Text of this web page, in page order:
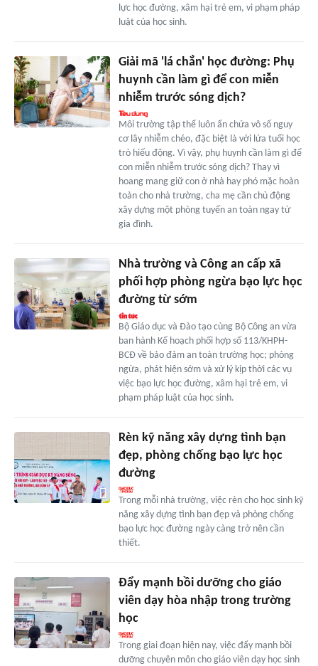
lực học đường, xâm hại trẻ em, vi phạm pháp
luật của học sinh.
Giải mã 'lá chắn' học đường: Phụ
huynh cần làm gì để con miễn
nhiễm trước sóng dịch?
Môi trường tập thể luôn ẩn chứa vô số nguy
cơ lây nhiễm chéo, đặc biệt là với lứa tuổi học
trò hiếu động. Vì vậy, phụ huynh cần làm gì để
con miễn nhiễm trước sóng dịch? Thay vì
hoang mang giữ con ở nhà hay phó mặc hoàn
toàn cho nhà trường, cha mẹ cần chủ động
xây dựng một phòng tuyến an toàn ngay từ
gia đình.
Nhà trường và Công an cấp xã
phối hợp phòng ngừa bạo lực học
đường từ sớm
Bộ Giáo dục và Đào tạo cùng Bộ Công an vừa
ban hành Kế hoạch phối hợp số 113/KHPH-
BCĐ về bảo đảm an toàn trường học; phòng
ngừa, phát hiện sớm và xử lý kịp thời các vụ
việc bạo lực học đường, xâm hại trẻ em, vi
phạm pháp luật của học sinh.
Rèn kỹ năng xây dựng tình bạn
đẹp, phòng chống bạo lực học
đường
Trong mỗi nhà trường, việc rèn cho học sinh kỹ
năng xây dựng tình bạn đẹp và phòng chống
bạo lực học đường ngày càng trở nên cần
thiết.
Đẩy mạnh bồi dưỡng cho giáo
viên dạy hòa nhập trong trường
học
Trong giai đoạn hiện nay, việc đẩy mạnh bồi
dưỡng chuyên môn cho giáo viên dạy học sinh